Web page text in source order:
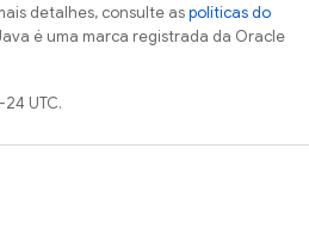
detalhes, consulte aspolíticas do
é uma marca registrada da Oracle
UTC.